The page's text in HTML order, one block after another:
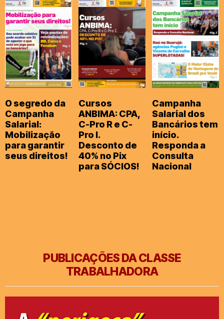
O segredo da
Campanha
Salarial:
Mobilização
para garantir
seus direitos!
Cursos
ANBIMA: CPA,
C-Pro R e C-
Pro I.
Desconto de
40% no Pix
para SÓCIOS!
Campanha
Salarial dos
Bancários tem
início.
Responda a
Consulta
Nacional
PUBLICAÇÕES DA CLASSE
TRABALHADORA